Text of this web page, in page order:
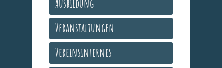
Ausbildung
Veranstaltungen
Vereinsinternes